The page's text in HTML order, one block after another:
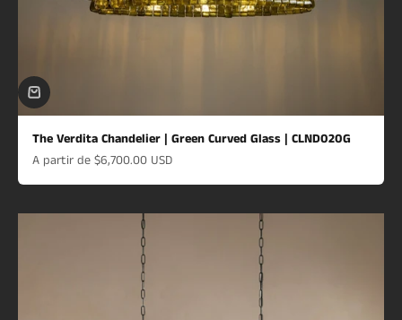
The Verdita Chandelier | Green Curved Glass | CLND020G
Prix de vente
A partir de $6,700.00 USD